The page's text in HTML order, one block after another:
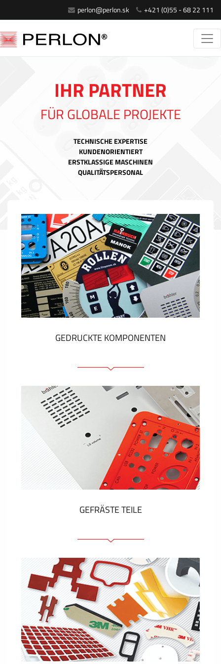
perlon@perlon.sk +421 (0)55 - 68 22 111
IHR PARTNER
FÜR GLOBALE PROJEKTE
TECHNISCHE EXPERTISE
KUNDENORIENTIERT
ERSTKLASSIGE MASCHINEN
QUALITÄTSPERSONAL
GEDRUCKTE KOMPONENTEN
Folienschilder
Folientastaturen
Metallschilder
Aufkleber und Etiketten
Kunststoff-Etiketten und Tags
ZEIGEN MEHR
GEFRÄSTE TEILE
Frontplatten (front und tragfähig)
Eloxierte Frontplatten
Farbige Frontplatten
Platten mit Befestigungselementen
Gravierte Schilder
ZEIGEN MEHR